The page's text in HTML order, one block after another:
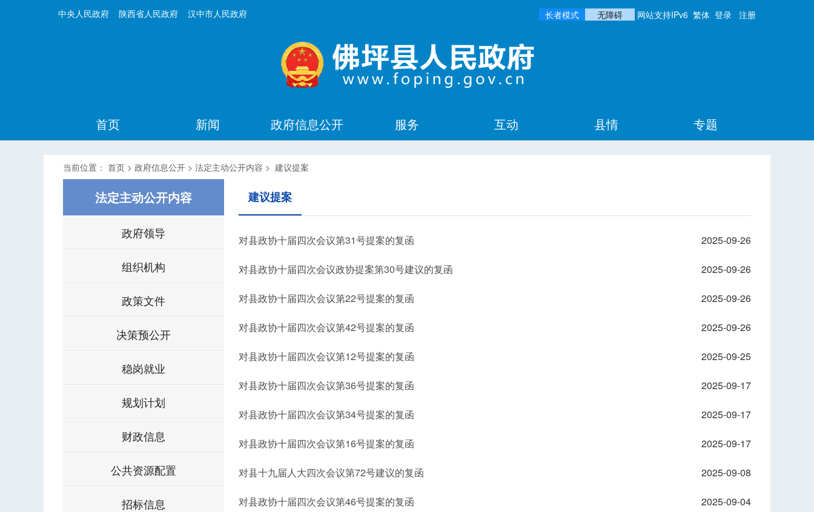
中央人民政府 陕西省人民政府 汉中市人民政府 长者模式 无障碍 网站支持IPv6 繁体 登录 注册
首页 新闻 政府信息公开 服务 互动 县情 专题
当前位置： 首页 > 政府信息公开 > 法定主动公开内容 > 建议提案
法定主动公开内容
政府领导
组织机构
政策文件
决策预公开
稳岗就业
规划计划
财政信息
公共资源配置
招标信息
建议提案
对县政协十届四次会议第31号提案的复函 2025-09-26
对县政协十届四次会议政协提案第30号建议的复函 2025-09-26
对县政协十届四次会议第22号提案的复函 2025-09-26
对县政协十届四次会议第42号提案的复函 2025-09-26
对县政协十届四次会议第12号提案的复函 2025-09-25
对县政协十届四次会议第36号提案的复函 2025-09-17
对县政协十届四次会议第34号提案的复函 2025-09-17
对县政协十届四次会议第16号提案的复函 2025-09-17
对县十九届人大四次会议第72号建议的复函 2025-09-08
对县政协十届四次会议第46号提案的复函 2025-09-04